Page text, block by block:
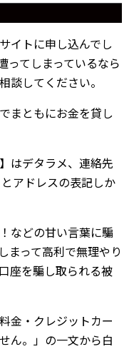
イトに申し込んでし
ってしまっているなら
談してください。
まともにお金を貸し
はデタラメ、連絡先
アドレスの表記しか
などの甘い言葉に騙
まって高利で無理やり
座を騙し取られる被
金・クレジットカー
ん。」の一文から白